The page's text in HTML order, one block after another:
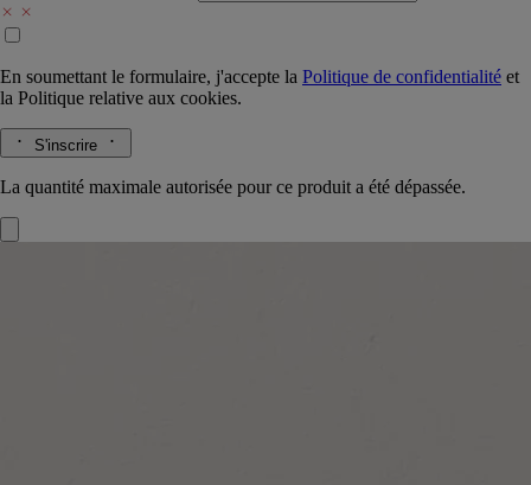
En soumettant le formulaire, j'accepte la Politique de confidentialité et
la Politique relative aux cookies.
S'inscrire
La quantité maximale autorisée pour ce produit a été dépassée.